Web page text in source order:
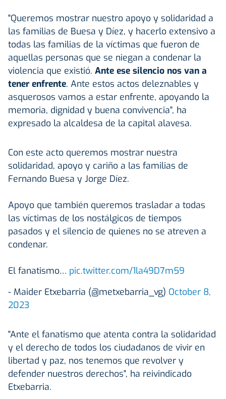
"Queremos mostrar nuestro apoyo y solidaridad a
las familias de Buesa y Díez, y hacerlo extensivo a
todas las familias de la víctimas que fueron de
aquellas personas que se niegan a condenar la
violencia que existió. Ante ese silencio nos van a
tener enfrente. Ante estos actos deleznables y
asquerosos vamos a estar enfrente, apoyando la
memoria, dignidad y buena convivencia", ha
expresado la alcaldesa de la capital alavesa.
Con este acto queremos mostrar nuestra
solidaridad, apoyo y cariño a las familias de
Fernando Buesa y Jorge Díez.
Apoyo que también queremos trasladar a todas
las víctimas de los nostálgicos de tiempos
pasados y el silencio de quienes no se atreven a
condenar.
El fanatismo… pic.twitter.com/1la49D7m59
- Maider Etxebarria (@metxebarria_vg) October 8,
2023
"Ante el fanatismo que atenta contra la solidaridad
y el derecho de todos los ciudadanos de vivir en
libertad y paz, nos tenemos que revolver y
defender nuestros derechos", ha reivindicado
Etxebarria.